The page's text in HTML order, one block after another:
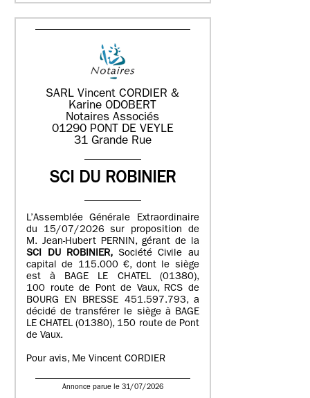
SARL Vincent CORDIER &
Karine ODOBERT
Notaires Associés
01290 PONT DE VEYLE
31 Grande Rue
SCI DU ROBINIER
L’Assemblée Générale Extraordinaire
du 15/07/2026 sur proposition de
M. Jean-Hubert PERNIN, gérant de la
SCI DU ROBINIER, Société Civile au
capital de 115.000 €, dont le siège
est à BAGE LE CHATEL (01380),
100 route de Pont de Vaux, RCS de
BOURG EN BRESSE 451.597.793, a
décidé de transférer le siège à BAGE
LE CHATEL (01380), 150 route de Pont
de Vaux.
Pour avis, Me Vincent CORDIER
Annonce parue le 31/07/2026